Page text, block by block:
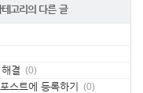
고리의 다른 글
결 (0)
스트에 등록하기 (0)